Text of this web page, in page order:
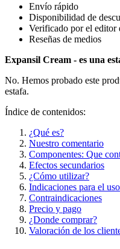
Envío rápido
Disponibilidad de
Verificado por el editor
Reseñas de medios
Expansil Cream - es una
No. Hemos probado este
estafa.
Índice de contenidos:
¿Qué es?
Nuestro comentario
Componentes: Que
Efectos secundarios
¿Cómo utilizar?
Indicaciones para el uso
Contraindicaciones
Precio y pago
¿Donde comprar?
Valoración de los